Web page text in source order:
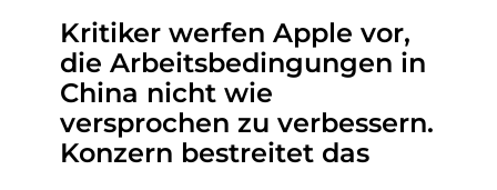
Kritiker werfen Apple vor,
die Arbeitsbedingungen in
China nicht wie
versprochen zu verbessern.
Konzern bestreitet das